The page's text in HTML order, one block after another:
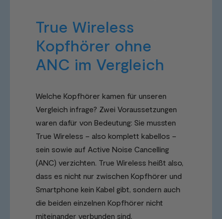
True Wireless
Kopfhörer ohne
ANC im Vergleich
Welche Kopfhörer kamen für unseren
Vergleich infrage? Zwei Voraussetzungen
waren dafür von Bedeutung: Sie mussten
True Wireless – also komplett kabellos –
sein sowie auf Active Noise Cancelling
(ANC) verzichten. True Wireless heißt also,
dass es nicht nur zwischen Kopfhörer und
Smartphone kein Kabel gibt, sondern auch
die beiden einzelnen Kopfhörer nicht
miteinander verbunden sind.